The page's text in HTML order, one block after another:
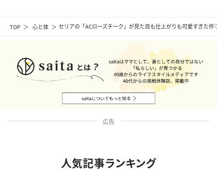
TOP 心と体 セリアの「ACローズチーク」が見た目も仕上がりも可愛すぎた
広告
人気記事ランキング